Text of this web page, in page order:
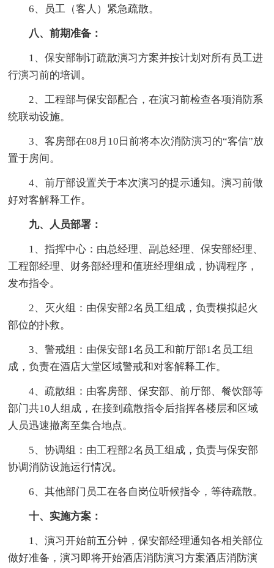
6、员工（客人）紧急疏散。
八、前期准备：
1、保安部制订疏散演习方案并按计划对所有员工进
行演习前的培训。
2、工程部与保安部配合，在演习前检查各项消防系
统联动设施。
3、客房部在08月10日前将本次消防演习的“客信”放
置于房间。
4、前厅部设置关于本次演习的提示通知。演习前做
好对客解释工作。
九、人员部署：
1、指挥中心：由总经理、副总经理、保安部经理、
工程部经理、财务部经理和值班经理组成，协调程序，
发布指令。
2、灭火组：由保安部2名员工组成，负责模拟起火
部位的扑救。
3、警戒组：由保安部1名员工和前厅部1名员工组
成，负责在酒店大堂区域警戒和对客解释工作。
4、疏散组：由客房部、保安部、前厅部、餐饮部等
部门共10人组成，在接到疏散指令后指挥各楼层和区域
人员迅速撤离至集合地点。
5、协调组：由工程部2名员工组成，负责与保安部
协调消防设施运行情况。
6、其他部门员工在各自岗位听候指令，等待疏散。
十、实施方案：
1、演习开始前五分钟，保安部经理通知各相关部位
做好准备，演习即将开始酒店消防演习方案酒店消防演